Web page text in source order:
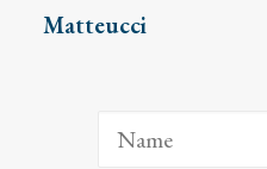
Matteucci